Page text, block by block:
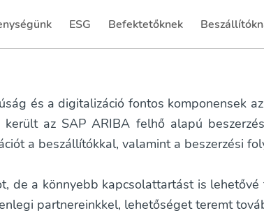
ESG Befektetőknek (current)
és a digitalizáció fontos komponensek
az SAP ARIBA felhő alapú
a beszállítókkal, valamint a beszerzési
de a könnyebb kapcsolattartást is
partnereinkkel, lehetőséget teremt